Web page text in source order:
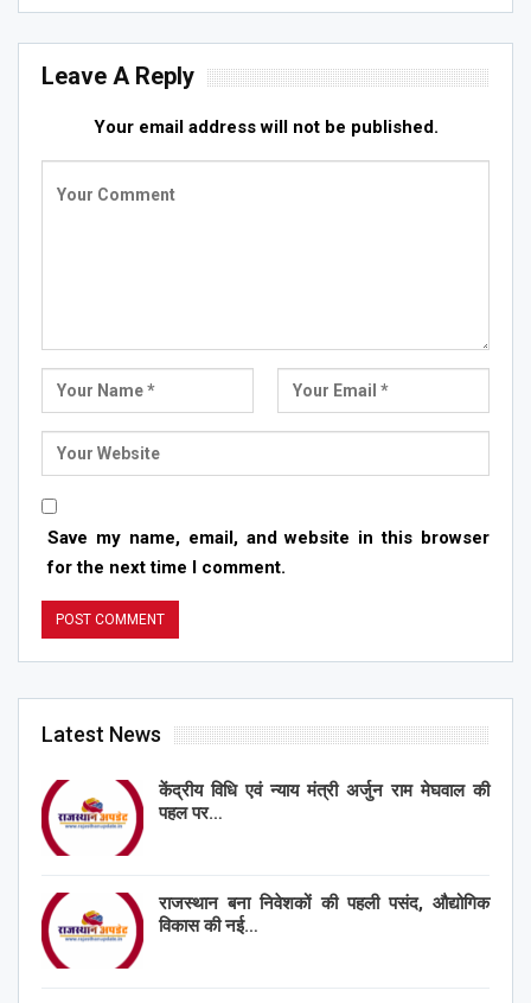
Leave A Reply
Your email address will not be published.
Save my name, email, and website in this browser
for the next time I comment.
Latest News
केंद्रीय विधि एवं न्याय मंत्री अर्जुन राम मेघवाल की
पहल पर…
राजस्थान बना निवेशकों की पहली पसंद, औद्योगिक
विकास की नई…